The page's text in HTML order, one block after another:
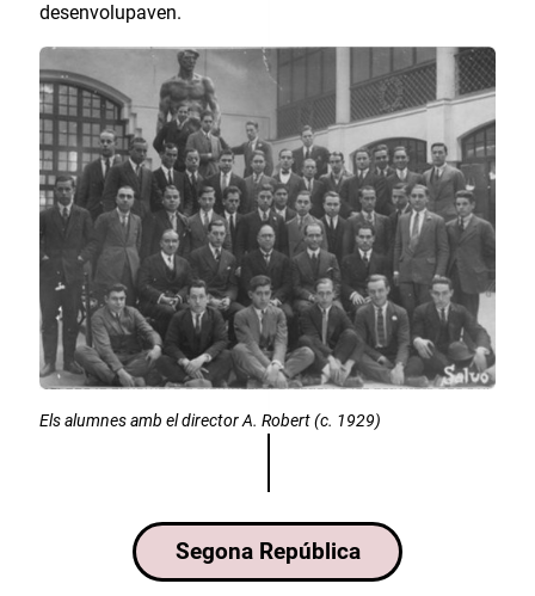
desenvolupaven.
Els alumnes amb el director A. Robert (c. 1929)
Segona República